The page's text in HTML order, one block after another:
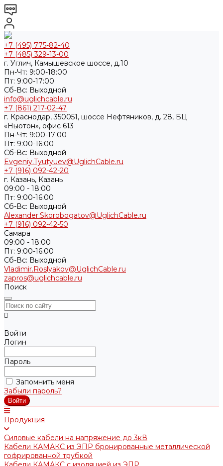
+7 (495) 775-82-40
+7 (485) 329-13-00
г. Углич, Камышевское шоссе, д.10
Пн-Чт: 9:00-18:00
Пт: 9:00-17:00
Cб-Вс: Выходной
info@uglichcable.ru
+7 (861) 217-02-47
г. Краснодар, 350051, шоссе Нефтяников, д. 28, БЦ
«Ньютон», офис 613
Пн-Чт: 9:00-17:00
Пт: 9:00-16:00
Cб-Вс: Выходной
Evgeniy.Tyutyuev@UglichCable.ru
+7 (916) 092-42-20
г. Казань, Казань
09:00 - 18:00
Пт: 9:00-16:00
Cб-Вс: Выходной
Alexander.Skorobogatov@UglichCable.ru
+7 (916) 092-42-50
Самара
09:00 - 18:00
Пт: 9:00-16:00
Cб-Вс: Выходной
Vladimir.Roslyakov@UglichCable.ru
zapros@uglichcable.ru
Поиск
Войти
Логин
Пароль
Запомнить меня
Забыли пароль?
Продукция
Силовые кабели на напряжение до 3кВ
Кабели КАМАКС из ЭПР бронированные металлической
гофрированной трубкой